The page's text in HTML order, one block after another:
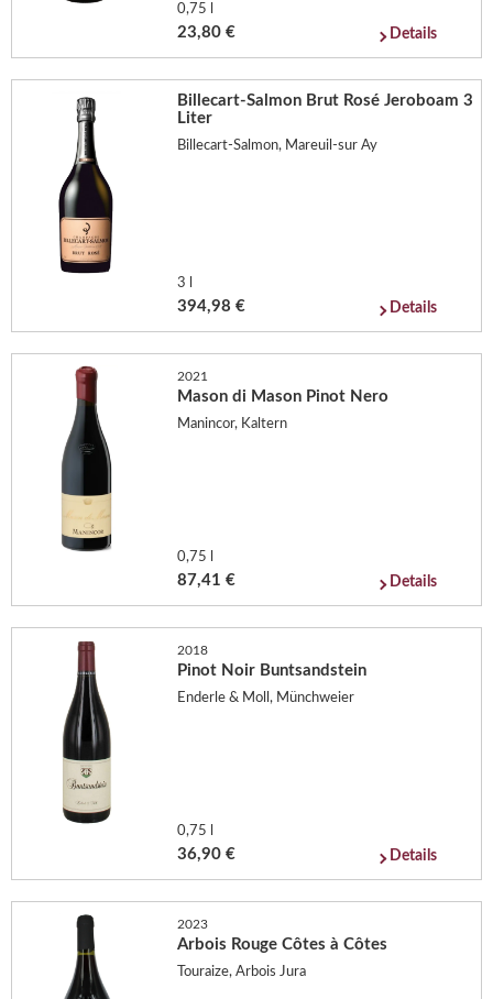
0,75 l
23,80 € Details
Billecart-Salmon Brut Rosé Jeroboam 3
Liter
Billecart-Salmon, Mareuil-sur Ay
3 l
394,98 € Details
2021
Mason di Mason Pinot Nero
Manincor, Kaltern
0,75 l
87,41 € Details
2018
Pinot Noir Buntsandstein
Enderle & Moll, Münchweier
0,75 l
36,90 € Details
2023
Arbois Rouge Côtes à Côtes
Touraize, Arbois Jura